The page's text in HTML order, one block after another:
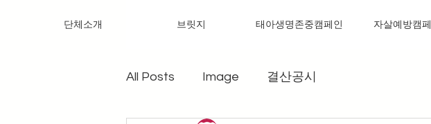
단체소개 브릿지 태아생명존중캠페인 자살예방캠
All Posts Image 결산공시